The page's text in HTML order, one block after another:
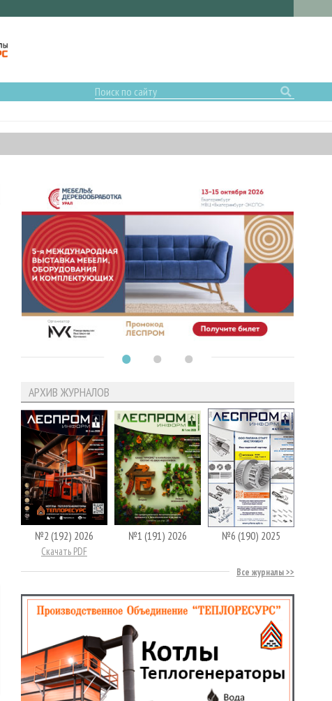
АРХИВ ЖУРНАЛОВ
№2 (192) 2026
Скачать PDF
№1 (191) 2026 №6 (190) 2025
Все журналы